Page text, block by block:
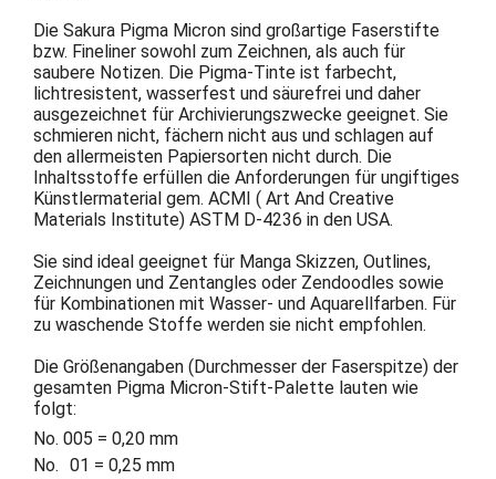
Die Sakura Pigma Micron sind großartige Faserstifte
bzw. Fineliner sowohl zum Zeichnen, als auch für
saubere Notizen. Die Pigma-Tinte ist farbecht,
lichtresistent, wasserfest und säurefrei und daher
ausgezeichnet für Archivierungszwecke geeignet. Sie
schmieren nicht, fächern nicht aus und schlagen auf
den allermeisten Papiersorten nicht durch. Die
Inhaltsstoffe erfüllen die Anforderungen für ungiftiges
Künstlermaterial gem. ACMI ( Art And Creative
Materials Institute) ASTM D-4236 in den USA.
Sie sind ideal geeignet für Manga Skizzen, Outlines,
Zeichnungen und Zentangles oder Zendoodles sowie
für Kombinationen mit Wasser- und Aquarellfarben. Für
zu waschende Stoffe werden sie nicht empfohlen.
Die Größenangaben (Durchmesser der Faserspitze) der
gesamten Pigma Micron-Stift-Palette lauten wie
folgt:
No. 005 = 0,20 mm
No. 01 = 0,25 mm